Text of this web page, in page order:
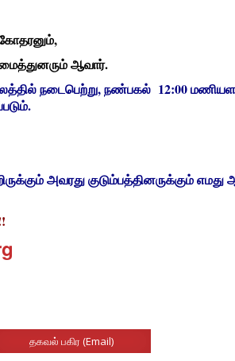
ஆவார்.
நடைபெற்று, நண்பகல் 12:00
அவரது குடும்பத்தினருக்கும்
தகவல் பகிர (Email)